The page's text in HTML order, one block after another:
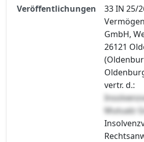
Veröffentlichungen
33 IN 25/
GmbH,
26121
vertr. d.:
Mutualz